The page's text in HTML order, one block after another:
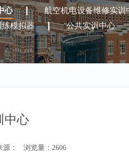
心 航空机电设备维修实训
练模拟器 公共实训中心
中心
源： 浏览量：2606